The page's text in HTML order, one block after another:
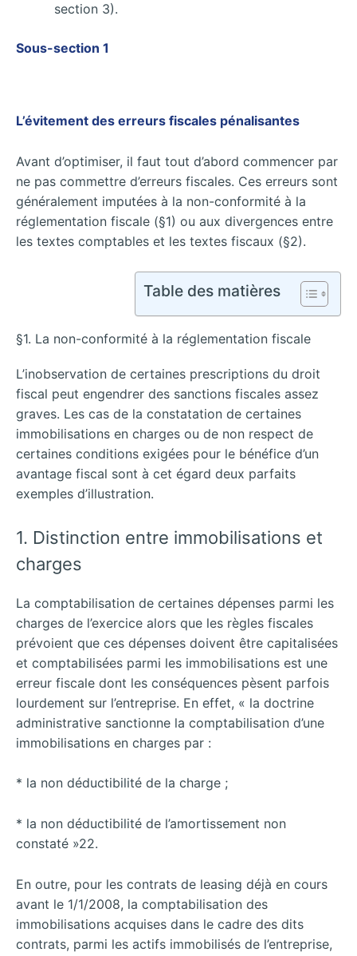
section 3).
Sous-section 1
L’évitement des erreurs fiscales pénalisantes
Avant d’optimiser, il faut tout d’abord commencer par
ne pas commettre d’erreurs fiscales. Ces erreurs sont
généralement imputées à la non-conformité à la
réglementation fiscale (§1) ou aux divergences entre
les textes comptables et les textes fiscaux (§2).
Table des matières
§1. La non-conformité à la réglementation fiscale
L’inobservation de certaines prescriptions du droit
fiscal peut engendrer des sanctions fiscales assez
graves. Les cas de la constatation de certaines
immobilisations en charges ou de non respect de
certaines conditions exigées pour le bénéfice d’un
avantage fiscal sont à cet égard deux parfaits
exemples d’illustration.
1. Distinction entre immobilisations et
charges
La comptabilisation de certaines dépenses parmi les
charges de l’exercice alors que les règles fiscales
prévoient que ces dépenses doivent être capitalisées
et comptabilisées parmi les immobilisations est une
erreur fiscale dont les conséquences pèsent parfois
lourdement sur l’entreprise. En effet, « la doctrine
administrative sanctionne la comptabilisation d’une
immobilisations en charges par :
* la non déductibilité de la charge ;
* la non déductibilité de l’amortissement non
constaté »22.
En outre, pour les contrats de leasing déjà en cours
avant le 1/1/2008, la comptabilisation des
immobilisations acquises dans le cadre des dits
contrats, parmi les actifs immobilisés de l’entreprise,